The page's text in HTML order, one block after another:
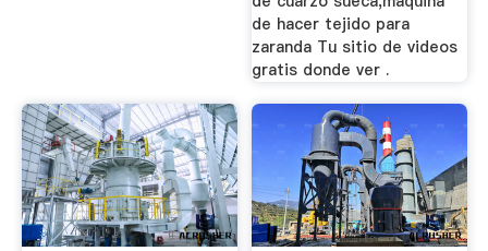
de hacer tejido para
zaranda Tu sitio de videos
gratis donde ver .